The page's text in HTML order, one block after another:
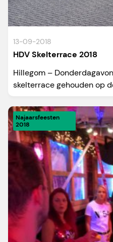
13-09-2018
HDV Skelterrace 2018
Hillegom –
skelterrace gehouden op
Najaarsfeesten
2018